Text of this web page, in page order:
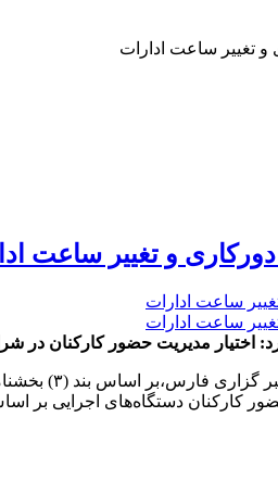
و تغییر ساعت ادارات
و تغییر ساعت
اختیار مدیریت حضور کارکنان در
بر اساس بخشنامه شماره ۱۰۷۳۵۷ به تاریخ ۱۴